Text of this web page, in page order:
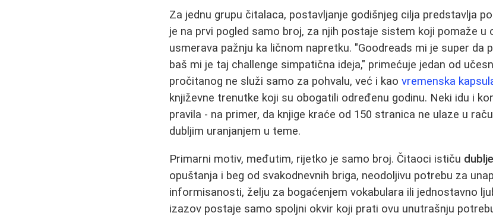
Za jednu grupu čitalaca, postavljanje godišnjeg cilja predstavlja
je na prvi pogled samo broj, za njih postaje sistem koji pomaže u
usmerava pažnju ka ličnom napretku. "Goodreads mi je super da
baš mi je taj challenge simpatična ideja," primećuje jedan od
pročitanog ne služi samo za pohvalu, već i kaovremenska
književne trenutke koji su obogatili određenu godinu. Neki idu i
pravila - na primer, da knjige kraće od 150 stranica ne ulaze u
dubljim uranjanjem u teme.
Primarni motiv, međutim, rijetko je samo broj. Čitaoci ističu
opuštanja i beg od svakodnevnih briga, neodoljivu potrebu za
informisanosti, želju za bogaćenjem vokabulara ili jednostavno
izazov postaje samo spoljni okvir koji prati ovu unutrašnju